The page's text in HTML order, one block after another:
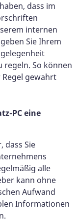
dass im
internen
Sie Ihrem
So können
gewahrt
PC eine
dass Sie
alle
kann ohne
Aufwand
Informationen